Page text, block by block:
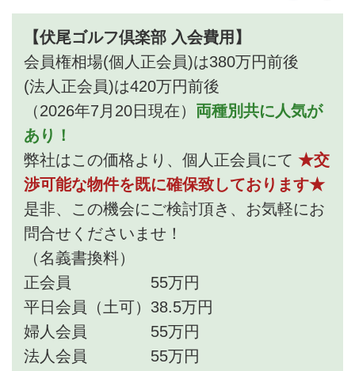
【伏尾ゴルフ倶楽部 入会費用】
会員権相場(個人正会員)は380万円前後
(法人正会員)は420万円前後
（2026年7月20日現在） 両種別共に人気が
あり！
弊社はこの価格より、個人正会員にて ★交
渉可能な物件を既に確保致しております★
是非、この機会にご検討頂き、お気軽にお
問合せくださいませ！
（名義書換料）
正会員 55万円
平日会員（土可）38.5万円
婦人会員 55万円
法人会員 55万円